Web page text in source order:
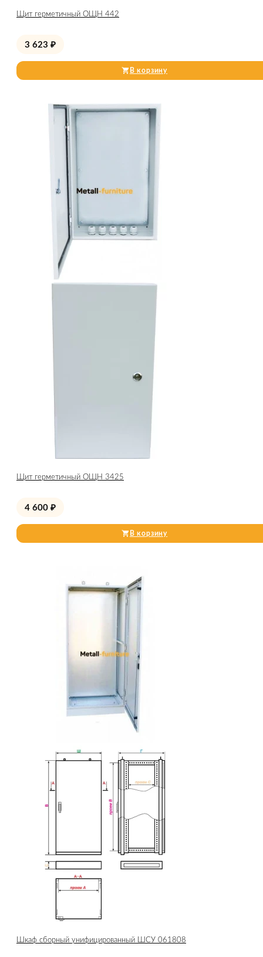
Щит герметичный ОЩН 442
3 623 ₽
В корзину
Щит герметичный ОЩН 3425
4 600 ₽
В корзину
Шкаф сборный унифицированный ШСУ 061808